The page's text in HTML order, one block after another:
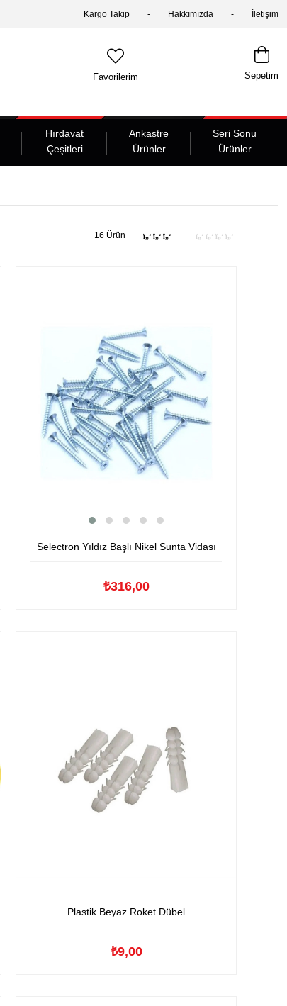
Kargo Takip Hakkımızda İletişim
Sepetim
Favorilerim
Hırdavat
Çeşitleri
Ankastre
Ürünler
Seri Sonu
Ürünler
16 Ürün
Selectron Yıldız Başlı Nikel Sunta Vidası
₺316,00
Plastik Beyaz Roket Dübel
₺9,00